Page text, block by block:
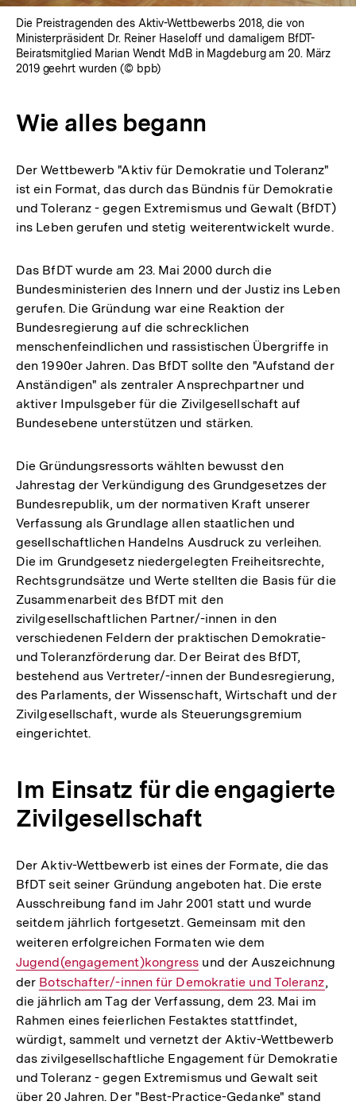
Die Preistragenden des Aktiv-Wettbewerbs 2018, die von
Ministerpräsident Dr. Reiner Haseloff und damaligem BfDT-
Beiratsmitglied Marian Wendt MdB in Magdeburg am 20. März
2019 geehrt wurden (© bpb)
Wie alles begann
Der Wettbewerb "Aktiv für Demokratie und Toleranz"
ist ein Format, das durch das Bündnis für Demokratie
und Toleranz - gegen Extremismus und Gewalt (BfDT)
ins Leben gerufen und stetig weiterentwickelt wurde.
Das BfDT wurde am 23. Mai 2000 durch die
Bundesministerien des Innern und der Justiz ins Leben
gerufen. Die Gründung war eine Reaktion der
Bundesregierung auf die schrecklichen
menschenfeindlichen und rassistischen Übergriffe in
den 1990er Jahren. Das BfDT sollte den "Aufstand der
Anständigen" als zentraler Ansprechpartner und
aktiver Impulsgeber für die Zivilgesellschaft auf
Bundesebene unterstützen und stärken.
Die Gründungsressorts wählten bewusst den
Jahrestag der Verkündigung des Grundgesetzes der
Bundesrepublik, um der normativen Kraft unserer
Verfassung als Grundlage allen staatlichen und
gesellschaftlichen Handelns Ausdruck zu verleihen.
Die im Grundgesetz niedergelegten Freiheitsrechte,
Rechtsgrundsätze und Werte stellten die Basis für die
Zusammenarbeit des BfDT mit den
zivilgesellschaftlichen Partner/-innen in den
verschiedenen Feldern der praktischen Demokratie-
und Toleranzförderung dar. Der Beirat des BfDT,
bestehend aus Vertreter/-innen der Bundesregierung,
des Parlaments, der Wissenschaft, Wirtschaft und der
Zivilgesellschaft, wurde als Steuerungsgremium
eingerichtet.
Im Einsatz für die engagierte
Zivilgesellschaft
Der Aktiv-Wettbewerb ist eines der Formate, die das
BfDT seit seiner Gründung angeboten hat. Die erste
Ausschreibung fand im Jahr 2001 statt und wurde
seitdem jährlich fortgesetzt. Gemeinsam mit den
weiteren erfolgreichen Formaten wie dem
Link:
Jugend(engagement)kongress und der Auszeichnung
der Interner
Link:
Botschafter/-innen für Demokratie und Toleranz,
die jährlich am Tag der Verfassung, dem 23. Mai im
Rahmen eines feierlichen Festaktes stattfindet,
würdigt, sammelt und vernetzt der Aktiv-Wettbewerb
das zivilgesellschaftliche Engagement für Demokratie
und Toleranz - gegen Extremismus und Gewalt seit
über 20 Jahren. Der "Best-Practice-Gedanke" stand